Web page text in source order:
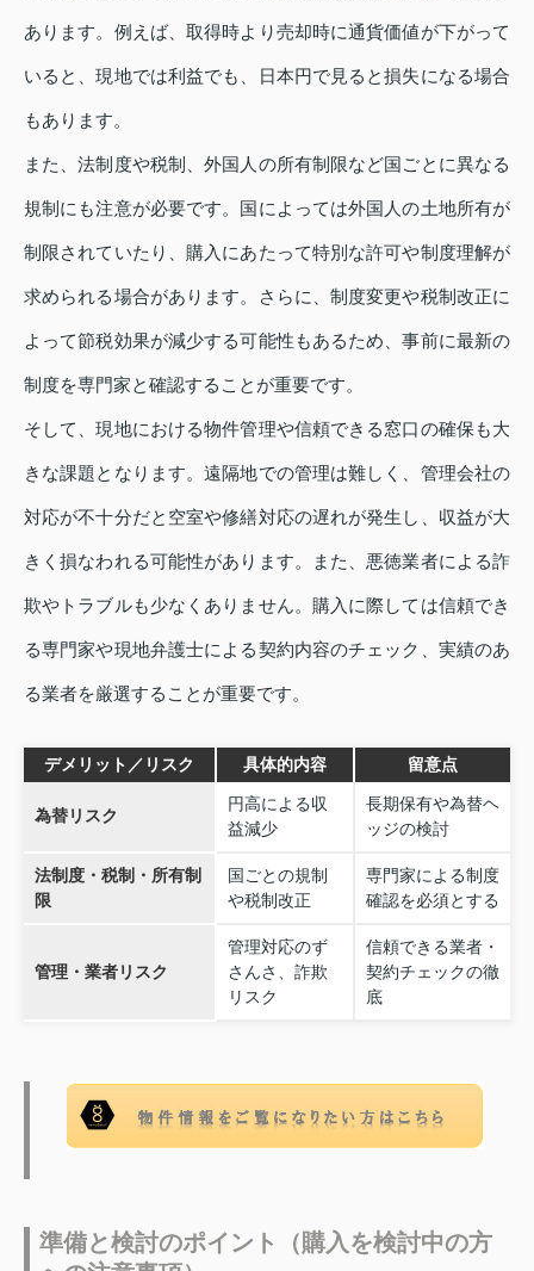
あります。例えば、取得時より売却時に通貨価値が下がって
いると、現地では利益でも、日本円で見ると損失になる場合
もあります。
また、法制度や税制、外国人の所有制限など国ごとに異なる
規制にも注意が必要です。国によっては外国人の土地所有が
制限されていたり、購入にあたって特別な許可や制度理解が
求められる場合があります。さらに、制度変更や税制改正に
よって節税効果が減少する可能性もあるため、事前に最新の
制度を専門家と確認することが重要です。
そして、現地における物件管理や信頼できる窓口の確保も大
きな課題となります。遠隔地での管理は難しく、管理会社の
対応が不十分だと空室や修繕対応の遅れが発生し、収益が大
きく損なわれる可能性があります。また、悪徳業者による詐
欺やトラブルも少なくありません。購入に際しては信頼でき
る専門家や現地弁護士による契約内容のチェック、実績のあ
る業者を厳選することが重要です。
デメリット／リスク 具体的内容 留意点
為替リスク
円高による収
益減少
長期保有や為替ヘ
ッジの検討
法制度・税制・所有制
限
国ごとの規制
や税制改正
専門家による制度
確認を必須とする
管理・業者リスク
管理対応のず
さんさ、詐欺
リスク
信頼できる業者・
契約チェックの徹
底
準備と検討のポイント（購入を検討中の方